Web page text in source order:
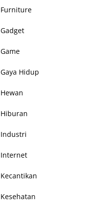
Furniture
Gadget
Game
Gaya Hidup
Hewan
Hiburan
Industri
Internet
Kecantikan
Kesehatan